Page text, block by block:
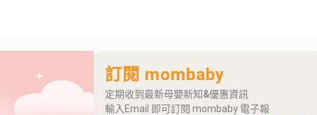
訂閱 mombaby
定期收到最新母嬰新知&優惠資訊
輸入Email 即可訂閱 mombaby 電子報